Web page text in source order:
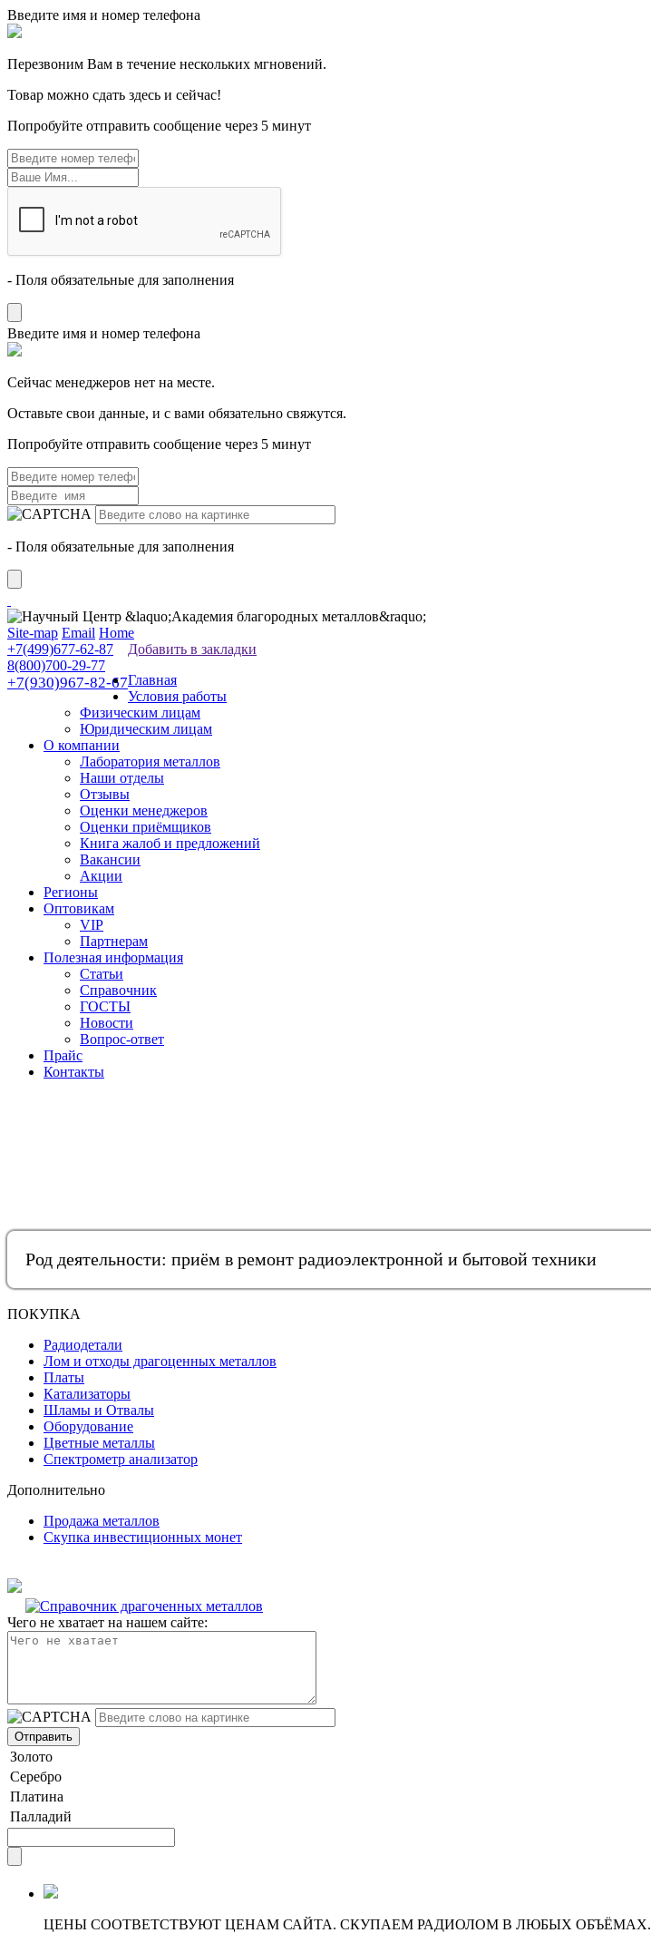
Введите имя и номер телефона
Перезвоним Вам в течение нескольких мгновений.
Товар можно сдать здесь и сейчас!
Попробуйте отправить сообщение через 5 минут
- Поля обязательные для заполнения
Введите имя и номер телефона
Cейчас менеджеров нет на месте.
Оставьте свои данные, и с вами обязательно свяжутся.
Попробуйте отправить сообщение через 5 минут
- Поля обязательные для заполнения
Site-map Email Home
+7(499)677-62-87
8(800)700-29-77
+7(930)967-82-67
Добавить в закладки
Главная
Условия работы
Физическим лицам
Юридическим лицам
О компании
Лаборатория металлов
Наши отделы
Отзывы
Оценки менеджеров
Оценки приёмщиков
Книга жалоб и предложений
Вакансии
Акции
Регионы
Оптовикам
VIP
Партнерам
Полезная информация
Статьи
Справочник
ГОСТЫ
Новости
Вопрос-ответ
Прайс
Контакты
Род деятельности: приём в ремонт радиоэлектронной и бытовой техники
ПОКУПКА
Радиодетали
Лом и отходы драгоценных металлов
Платы
Катализаторы
Шламы и Отвалы
Оборудование
Цветные металлы
Спектрометр анализатор
Дополнительно
Продажа металлов
Скупка инвестиционных монет
Чего не хватает на нашем сайте:
Золото
Серебро
Платина
Палладий
ЦЕНЫ СООТВЕТСТВУЮТ ЦЕНАМ САЙТА. СКУПАЕМ РАДИОЛОМ В ЛЮБЫХ ОБЪЁМАХ.